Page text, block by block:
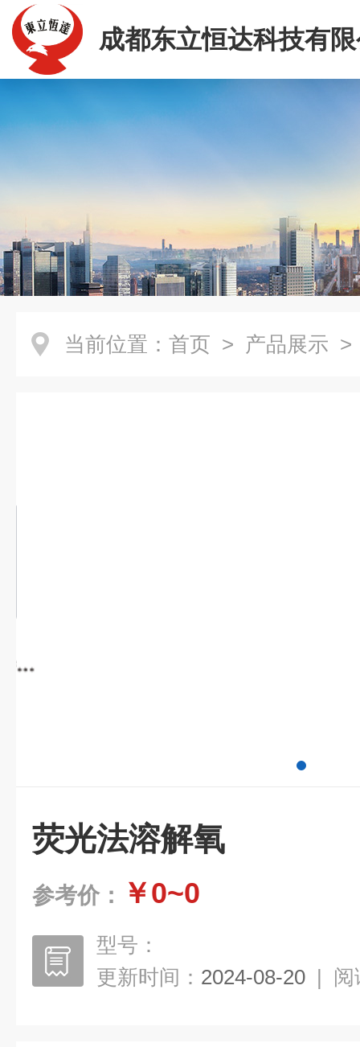
成都东立恒达科技有
当前位置： 首页 > 产品展示 >
荧光法溶解氧
参考价： ￥0~0
型号：
更新时间： 2024-08-20 | 阅